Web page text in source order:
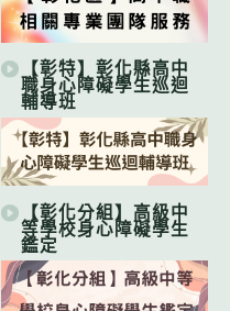
【彰特】彰化縣高中
職身心障礙學生巡迴
輔導班
【彰化分組】高級中
等學校身心障礙學生
鑑定